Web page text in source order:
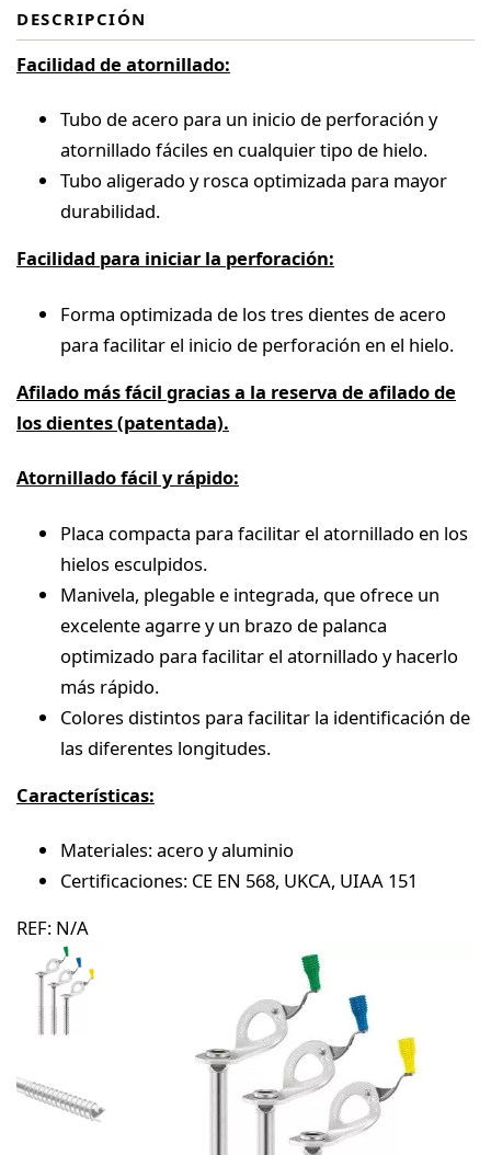
DESCRIPCIÓN
Facilidad de atornillado:
Tubo de acero para un inicio de perforación y
atornillado fáciles en cualquier tipo de hielo.
Tubo aligerado y rosca optimizada para mayor
durabilidad.
Facilidad para iniciar la perforación:
Forma optimizada de los tres dientes de acero
para facilitar el inicio de perforación en el hielo.
Afilado más fácil gracias a la reserva de afilado de
los dientes (patentada).
Atornillado fácil y rápido:
Placa compacta para facilitar el atornillado en los
hielos esculpidos.
Manivela, plegable e integrada, que ofrece un
excelente agarre y un brazo de palanca
optimizado para facilitar el atornillado y hacerlo
más rápido.
Colores distintos para facilitar la identificación de
las diferentes longitudes.
Características:
Materiales: acero y aluminio
Certificaciones: CE EN 568, UKCA, UIAA 151
REF: N/A